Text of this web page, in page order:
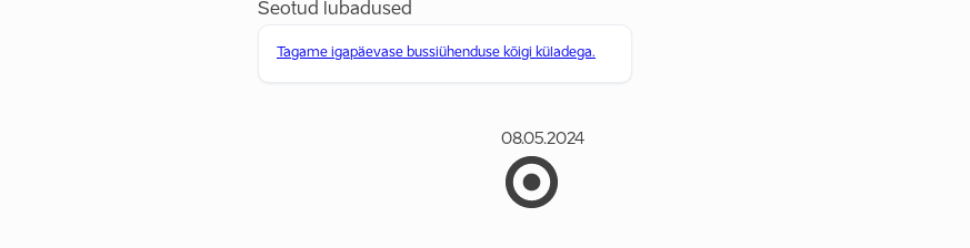
Seotud lubadused
Tagame igapäevase bussiühenduse kõigi küladega.
08.05.2024